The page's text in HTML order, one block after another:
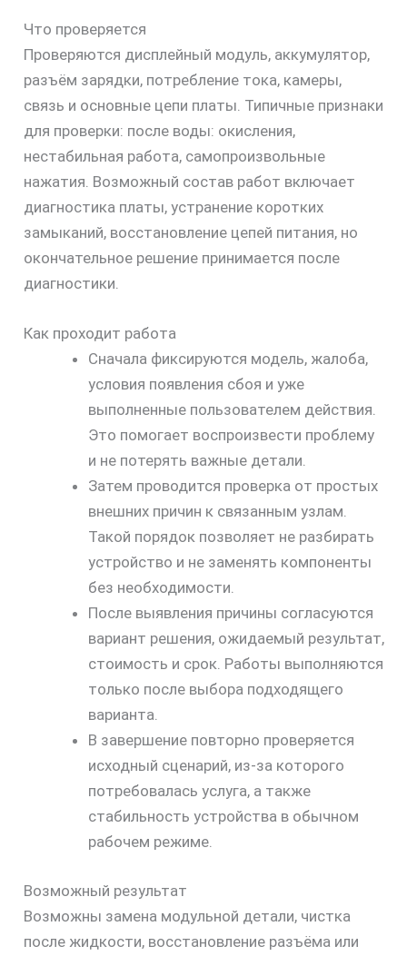
Что проверяется
Проверяются дисплейный модуль, аккумулятор,
разъём зарядки, потребление тока, камеры,
связь и основные цепи платы. Типичные признаки
для проверки: после воды: окисления,
нестабильная работа, самопроизвольные
нажатия. Возможный состав работ включает
диагностика платы, устранение коротких
замыканий, восстановление цепей питания, но
окончательное решение принимается после
диагностики.
Как проходит работа
Сначала фиксируются модель, жалоба,
условия появления сбоя и уже
выполненные пользователем действия.
Это помогает воспроизвести проблему
и не потерять важные детали.
Затем проводится проверка от простых
внешних причин к связанным узлам.
Такой порядок позволяет не разбирать
устройство и не заменять компоненты
без необходимости.
После выявления причины согласуются
вариант решения, ожидаемый результат,
стоимость и срок. Работы выполняются
только после выбора подходящего
варианта.
В завершение повторно проверяется
исходный сценарий, из-за которого
потребовалась услуга, а также
стабильность устройства в обычном
рабочем режиме.
Возможный результат
Возможны замена модульной детали, чистка
после жидкости, восстановление разъёма или
скидку
30%